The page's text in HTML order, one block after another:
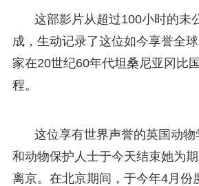
这部影片从超过100小时的未
成，生动记录了这位如今享誉全
家在20世纪60年代坦桑尼亚冈比
程。
这位享有世界声誉的英国动
和动物保护人士于今天结束她为
离京。在北京期间，于今年4月份